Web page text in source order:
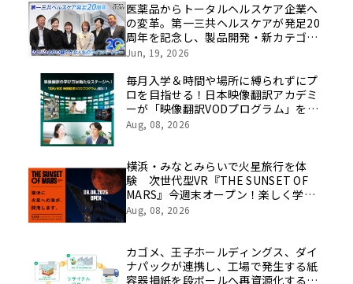
医薬品からトータルヘルスケア企業へ
の変革。第一三共ヘルスケアが発足20
周年を記念し、製品開発・新カテゴリ
挑戦の舞台や旧社統合時のエピソード
像を公開！
Jun, 19, 2026
毎月入学＆時間や場所に縛られずにプ
ロを目指せる！日本映像翻訳アカデミ
ーが「映像翻訳VODプログラム」を
2026年10月より開講！
Aug, 08, 2026
横浜・みなとみらいで火星旅行を体
験 次世代型VR『THE SUNSET OF
MARS』今週末オープン！楽しく学べ
るパネル展やワークショップなど関連
Aug, 08, 2026
カゴメ、王子ホールディングス、ダイ
ナパックが連携し、工場で発生する紙
容器損紙を段ボールへ再資源化する実